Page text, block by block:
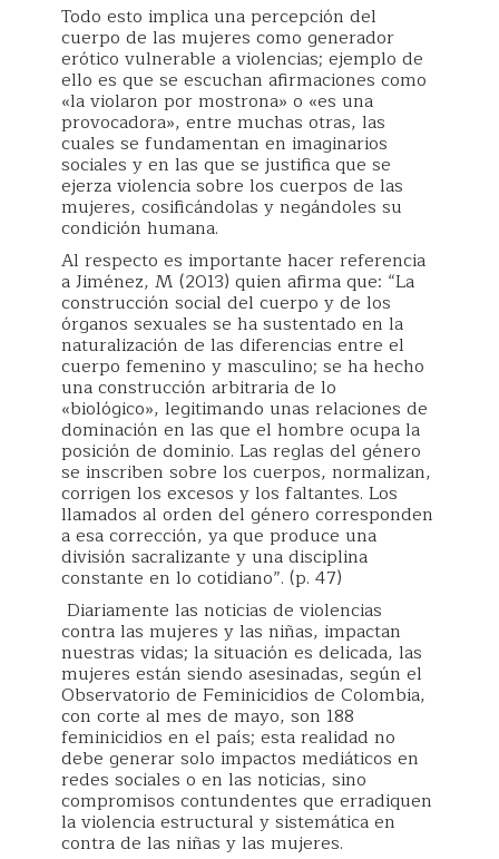
Todo esto implica una percepción del
cuerpo de las mujeres como generador
erótico vulnerable a violencias; ejemplo de
ello es que se escuchan afirmaciones como
«la violaron por mostrona» o «es una
provocadora», entre muchas otras, las
cuales se fundamentan en imaginarios
sociales y en las que se justifica que se
ejerza violencia sobre los cuerpos de las
mujeres, cosificándolas y negándoles su
condición humana.
Al respecto es importante hacer referencia
a Jiménez, M (2013) quien afirma que: “La
construcción social del cuerpo y de los
órganos sexuales se ha sustentado en la
naturalización de las diferencias entre el
cuerpo femenino y masculino; se ha hecho
una construcción arbitraria de lo
«biológico», legitimando unas relaciones de
dominación en las que el hombre ocupa la
posición de dominio. Las reglas del género
se inscriben sobre los cuerpos, normalizan,
corrigen los excesos y los faltantes. Los
llamados al orden del género corresponden
a esa corrección, ya que produce una
división sacralizante y una disciplina
constante en lo cotidiano”. (p. 47)
Diariamente las noticias de violencias
contra las mujeres y las niñas, impactan
nuestras vidas; la situación es delicada, las
mujeres están siendo asesinadas, según el
Observatorio de Feminicidios de Colombia,
con corte al mes de mayo, son 188
feminicidios en el país; esta realidad no
debe generar solo impactos mediáticos en
redes sociales o en las noticias, sino
compromisos contundentes que erradiquen
la violencia estructural y sistemática en
contra de las niñas y las mujeres.